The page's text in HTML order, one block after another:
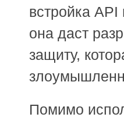
встройка
она даст
защиту,
Помимо